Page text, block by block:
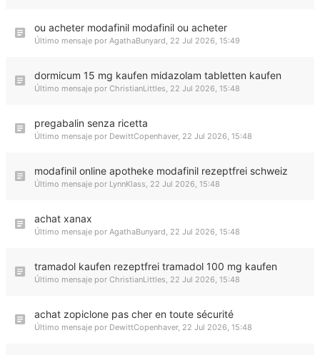
ou acheter modafinil modafinil ou acheter
Último mensaje por AgathaBunyard, 22 Jul 2026, 15:49
dormicum 15 mg kaufen midazolam tabletten kaufen
Último mensaje por ChristianLittles, 22 Jul 2026, 15:48
pregabalin senza ricetta
Último mensaje por DewittCopenhaver, 22 Jul 2026, 15:48
modafinil online apotheke modafinil rezeptfrei schweiz
Último mensaje por LynnKlass, 22 Jul 2026, 15:48
achat xanax
Último mensaje por AgathaBunyard, 22 Jul 2026, 15:48
tramadol kaufen rezeptfrei tramadol 100 mg kaufen
Último mensaje por ChristianLittles, 22 Jul 2026, 15:48
achat zopiclone pas cher en toute sécurité
Último mensaje por DewittCopenhaver, 22 Jul 2026, 15:48